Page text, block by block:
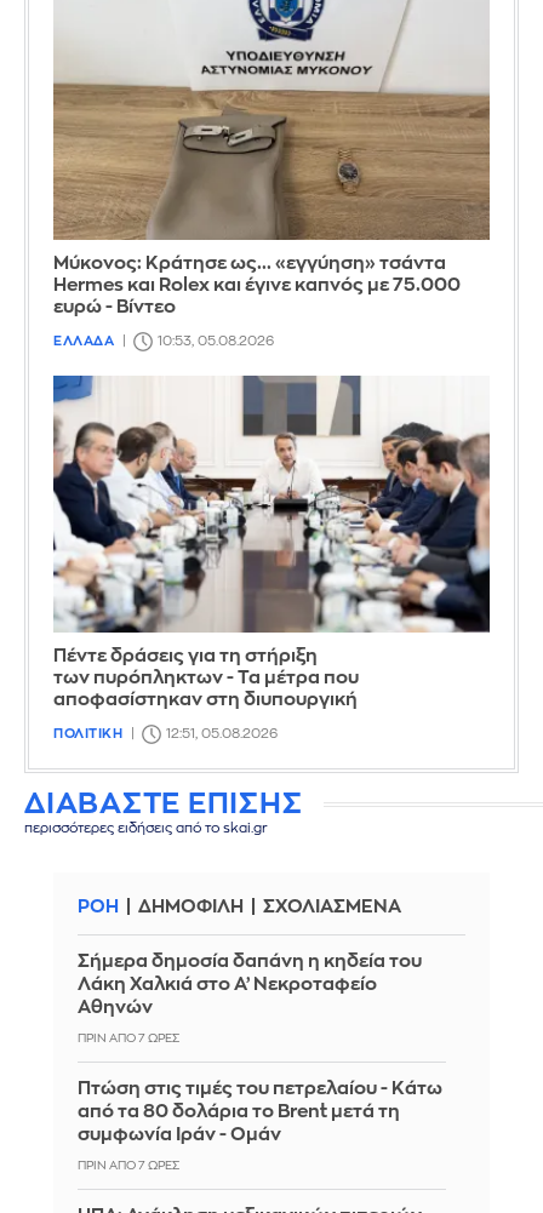
Μύκονος: Κράτησε ως... «εγγύηση» τσάντα
Hermes και Rolex και έγινε καπνός με 75.000
ευρώ - Βίντεο
ΕΛΛΑΔΑ 10:53, 05.08.2026
Πέντε δράσεις για τη στήριξη
των πυρόπληκτων - Τα μέτρα που
αποφασίστηκαν στη διυπουργική
ΠΟΛΙΤΙΚΗ 12:51, 05.08.2026
ΔΙΑΒΑΣΤΕ ΕΠΙΣΗΣ
περισσότερες ειδήσεις από το skai.gr
ΡΟΗ ΔΗΜΟΦΙΛΗ ΣΧΟΛΙΑΣΜΕΝΑ
Σήμερα δημοσία δαπάνη η κηδεία του
Λάκη Χαλκιά στο Α’ Νεκροταφείο
Αθηνών
ΠΡΙΝ ΑΠΌ 7 ΏΡΕΣ
Πτώση στις τιμές του πετρελαίου - Κάτω
από τα 80 δολάρια το Brent μετά τη
συμφωνία Ιράν - Ομάν
ΠΡΙΝ ΑΠΌ 7 ΏΡΕΣ